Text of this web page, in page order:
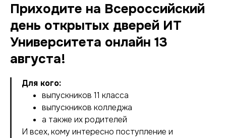
Приходите на Всероссийский
день открытых дверей ИТ
Университета онлайн 13
августа!
Для кого:
выпускников 11 класса
выпускников колледжа
а также их родителей
И всех, кому интересно поступление и